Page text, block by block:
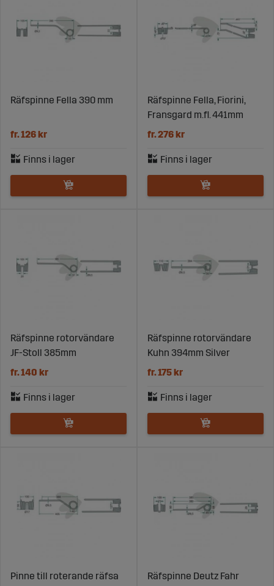
Räfspinne Fella 390 mm
fr. 126 kr
Räfspinne Fella, Fiorini,
Fransgard m.fl. 441mm
fr. 276 kr
Räfspinne rotorvändare
JF-Stoll 385mm
fr. 140 kr
Räfspinne rotorvändare
Kuhn 394mm Silver
fr. 175 kr
Pinne till roterande räfsa
Räfspinne Deutz Fahr